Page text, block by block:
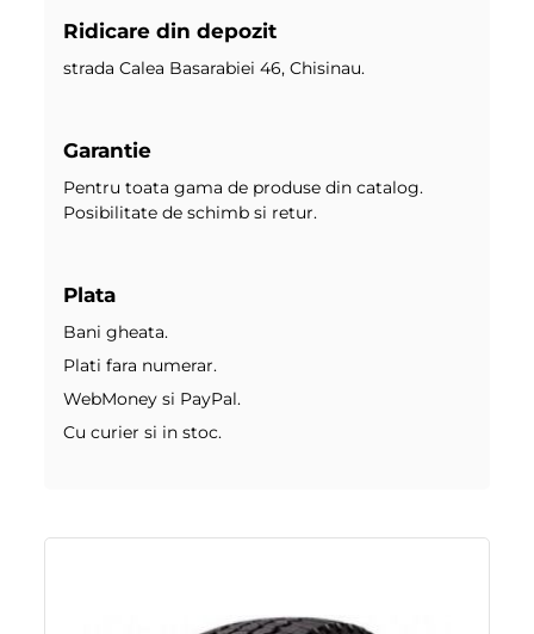
Ridicare din depozit
strada Calea Basarabiei 46, Chisinau.
Garantie
Pentru toata gama de produse din catalog.
Posibilitate de schimb si retur.
Plata
Bani gheata.
Plati fara numerar.
WebMoney si PayPal.
Cu curier si in stoc.